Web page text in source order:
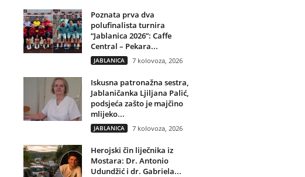
Poznata prva dva
polufinalista turnira
“Jablanica 2026”: Caffe
Central – Pekara...
JABLANICA 7 kolovoza, 2026
Iskusna patronažna sestra,
Jablaničanka Ljiljana Palić,
podsjeća zašto je majčino
mlijeko...
JABLANICA 7 kolovoza, 2026
Herojski čin liječnika iz
Mostara: Dr. Antonio
Udundžić i dr. Gabriela...